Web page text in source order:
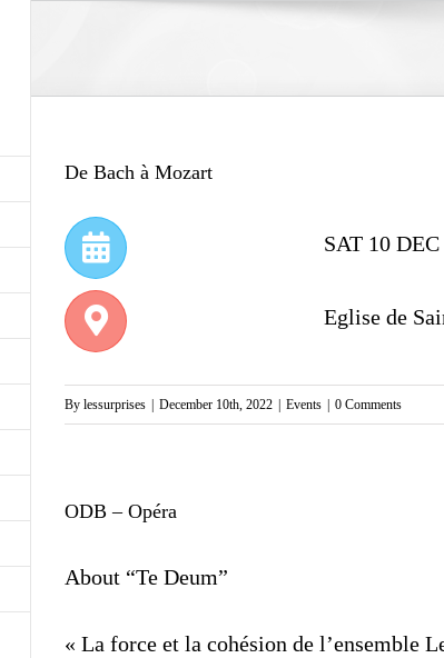
De Bach à Mozart
SAT 10 DEC
Eglise de
By lessurprises December 10th, 2022 Events 0 Comments
ODB – Opéra
About “Te Deum”
« La force et la cohésion de l’ensemble